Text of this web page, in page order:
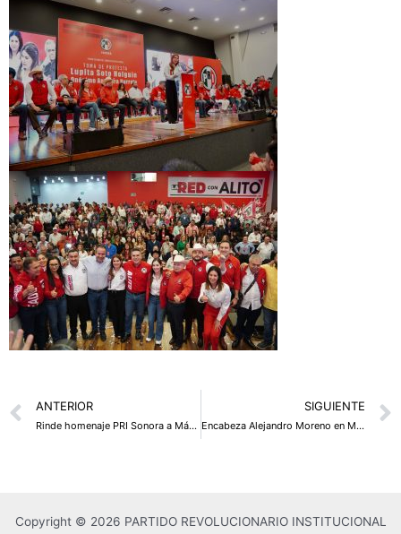
Prev
ANTERIOR
Rinde homenaje PRI Sonora a Mágalo Figueroa
SIGUIENTE
Encabeza Alejandro Moreno en Magdalena de Kino Un homenaje a Luis Donaldo Colosio
Copyright © 2026 PARTIDO REVOLUCIONARIO INSTITUCIONAL